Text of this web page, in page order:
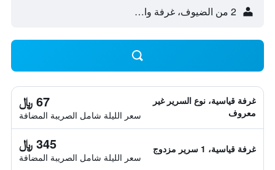
2 من الضيوف، غرفة واحدة
غرفة قياسية، نوع السرير غير
معروف
67 ﷼
سعر الليلة شامل الصريبة المضافة
غرفة قياسية، 1 سرير مزدوج 345 ﷼
سعر الليلة شامل الصريبة المضافة